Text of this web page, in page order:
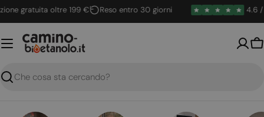
Vai
al
contenuto
gratuita oltre 199 € Reso entro 30 giorni 4.6 / 5
Ricerca